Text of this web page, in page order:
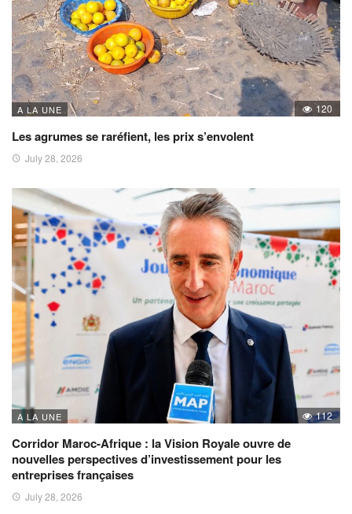
A LA UNE 120
Les agrumes se raréfient, les prix s’envolent
July 28, 2026
A LA UNE 112
Corridor Maroc-Afrique : la Vision Royale ouvre de
nouvelles perspectives d’investissement pour les
entreprises françaises
July 28, 2026